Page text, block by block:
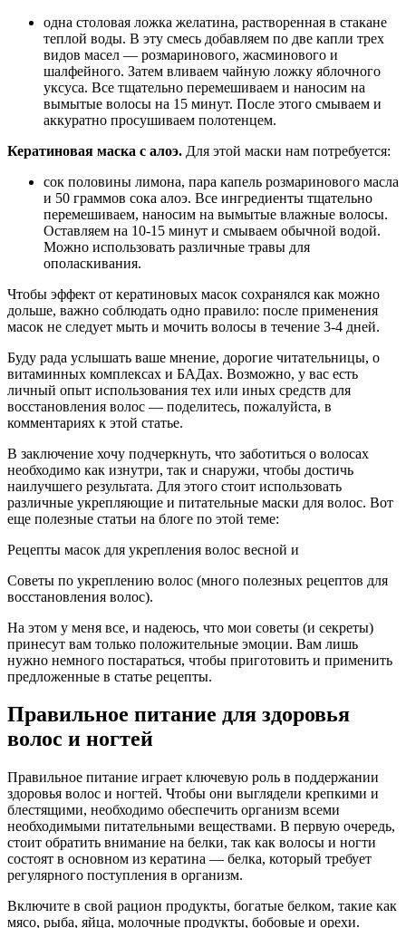
одна столовая ложка желатина, растворенная в стакане
теплой воды. В эту смесь добавляем по две капли трех
видов масел — розмаринового, жасминового и
шалфейного. Затем вливаем чайную ложку яблочного
уксуса. Все тщательно перемешиваем и наносим на
вымытые волосы на 15 минут. После этого смываем и
аккуратно просушиваем полотенцем.
Кератиновая маска с алоэ. Для этой маски нам потребуется:
сок половины лимона, пара капель розмаринового масла
и 50 граммов сока алоэ. Все ингредиенты тщательно
перемешиваем, наносим на вымытые влажные волосы.
Оставляем на 10-15 минут и смываем обычной водой.
Можно использовать различные травы для
ополаскивания.
Чтобы эффект от кератиновых масок сохранялся как можно
дольше, важно соблюдать одно правило: после применения
масок не следует мыть и мочить волосы в течение 3-4 дней.
Буду рада услышать ваше мнение, дорогие читательницы, о
витаминных комплексах и БАДах. Возможно, у вас есть
личный опыт использования тех или иных средств для
восстановления волос — поделитесь, пожалуйста, в
комментариях к этой статье.
В заключение хочу подчеркнуть, что заботиться о волосах
необходимо как изнутри, так и снаружи, чтобы достичь
наилучшего результата. Для этого стоит использовать
различные укрепляющие и питательные маски для волос. Вот
еще полезные статьи на блоге по этой теме:
Рецепты масок для укрепления волос весной и
Советы по укреплению волос (много полезных рецептов для
восстановления волос).
На этом у меня все, и надеюсь, что мои советы (и секреты)
принесут вам только положительные эмоции. Вам лишь
нужно немного постараться, чтобы приготовить и применить
предложенные в статье рецепты.
Правильное питание для здоровья
волос и ногтей
Правильное питание играет ключевую роль в поддержании
здоровья волос и ногтей. Чтобы они выглядели крепкими и
блестящими, необходимо обеспечить организм всеми
необходимыми питательными веществами. В первую очередь,
стоит обратить внимание на белки, так как волосы и ногти
состоят в основном из кератина — белка, который требует
регулярного поступления в организм.
Включите в свой рацион продукты, богатые белком, такие как
мясо, рыба, яйца, молочные продукты, бобовые и орехи.